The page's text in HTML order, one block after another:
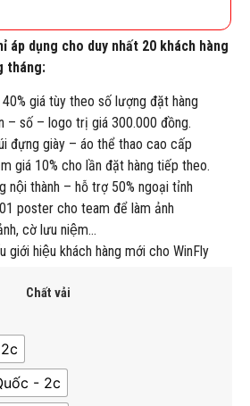
áp dụng cho duy nhất 20 khách hàng
tháng:
giá tùy theo số lượng đặt hàng
– số – logo trị giá 300.000 đồng.
đựng giày – áo thể thao cao cấp
giá 10% cho lần đặt hàng tiếp theo.
nội thành – hỗ trợ 50% ngoại tỉnh
poster cho team để làm ảnh
cờ lưu niệm…
giới hiệu khách hàng mới cho WinFly
Chất vải
- 2c